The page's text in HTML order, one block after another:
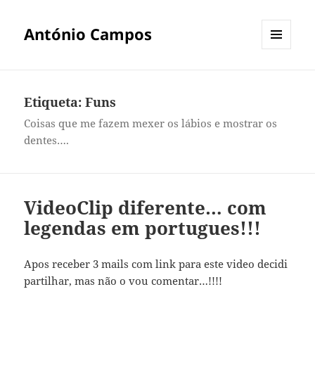
António Campos
Etiqueta:Funs
Coisas que me fazem mexer os lábios e mostrar os
dentes….
VideoClip diferente… com
legendas em portugues!!!
Apos receber 3 mails com link para este video decidi
partilhar, mas não o vou comentar…!!!!